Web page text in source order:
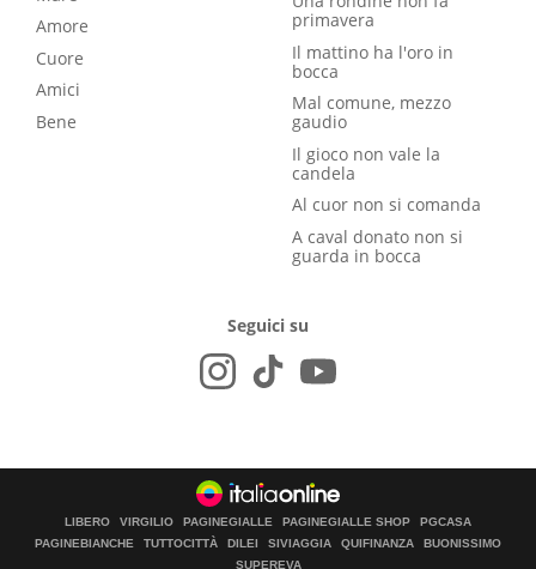
Amore
Cuore
Amici
Bene
primavera
Il mattino ha l'oro in
bocca
Mal comune, mezzo
gaudio
Il gioco non vale la
candela
Al cuor non si comanda
A caval donato non si
guarda in bocca
Seguici su
LIBERO VIRGILIO PAGINEGIALLE PAGINEGIALLE SHOP
PGCASA
PAGINEBIANCHE
TUTTOCITTÀ DILEI SIVIAGGIA QUIFINANZA
BUONISSIMO
SUPEREVA